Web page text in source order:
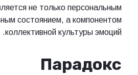
не только персональным
состоянием, а компонентом
коллективной культуры эмоций.
Парадокс